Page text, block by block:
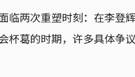
临两次重塑时刻：在李登
杯葛的时期，许多具体争